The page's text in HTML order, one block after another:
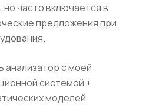
часто включается в
предложения при
анализатор с моей
системой +
моделей